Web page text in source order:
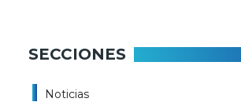
SECCIONES
Noticias